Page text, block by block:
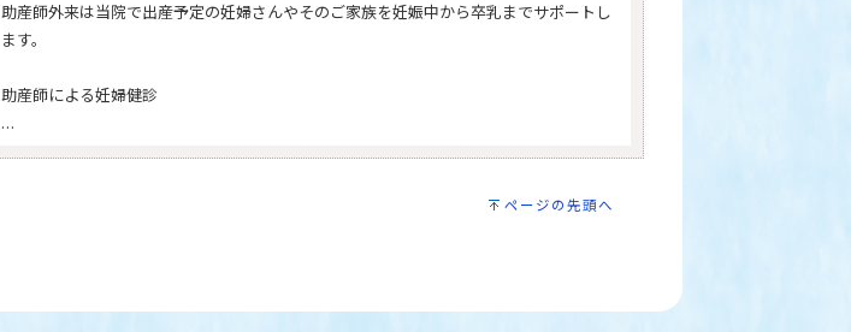
助産師外来は当院で出産予定の妊婦さんやそのご家族を妊娠中から卒乳までサポートし
ます。
助産師による妊婦健診
…
ページの先頭へ